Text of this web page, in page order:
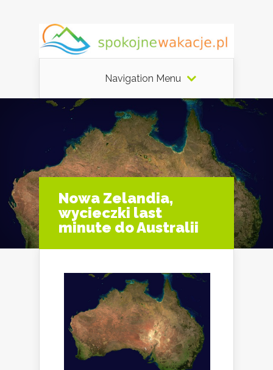
Navigation Menu
Nowa Zelandia,
wycieczki last
minute do Australii